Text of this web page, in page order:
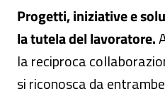
Progetti, iniziative e
la tutela del lavoratore.
la reciproca
si riconosca da